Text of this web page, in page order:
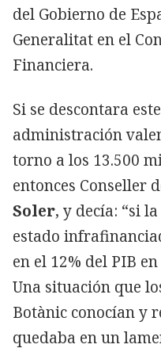
del Gobierno de
Generalitat en el
Financiera.
Si se descontara
administración
torno a los 13.500
entonces Conseller
Soler, y decía: “si
estado
en el 12% del PIB
Una situación que
Botànic conocían y
quedaba en un